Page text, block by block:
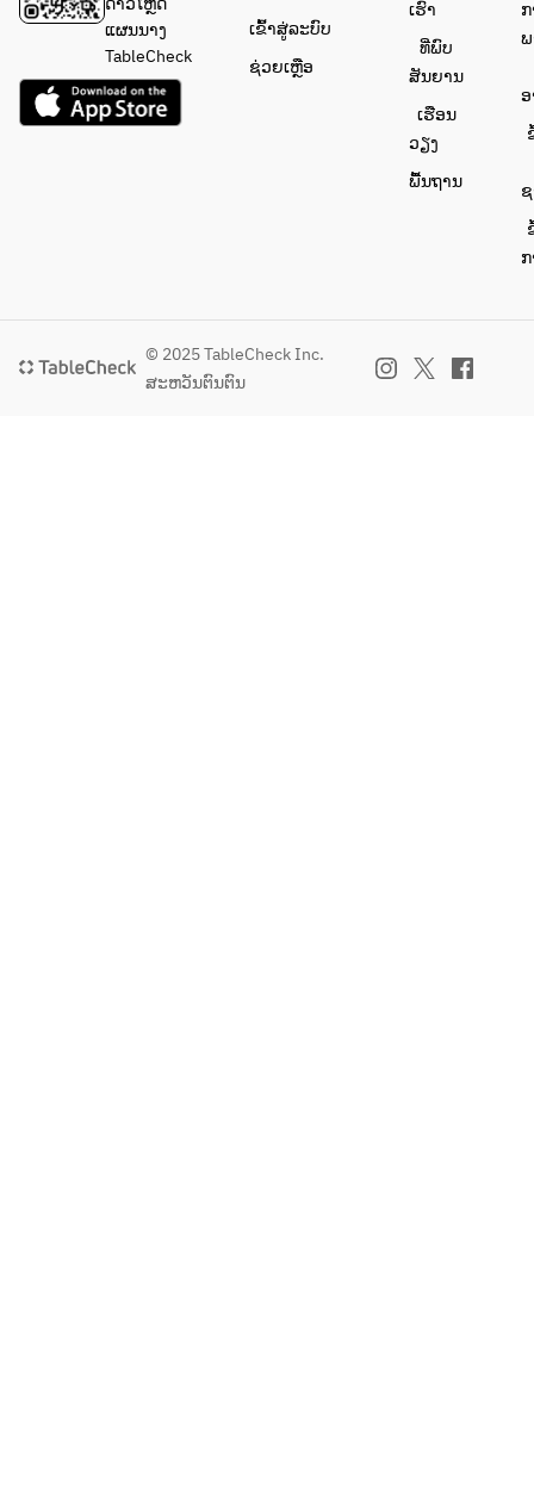
いま
ແຜນນາງ
TableCheck
ເຂົ້າສູ່ລະບົບ
ຊ່ວຍເຫຼືອ
ເຮົາ
ທີ່ພົບ
ສັນຍານ
ເຮືອນ
ວຽງ
ພື້ນຖານ
© 2025 TableCheck Inc.
ສະຫວັນຕົນຕົນ